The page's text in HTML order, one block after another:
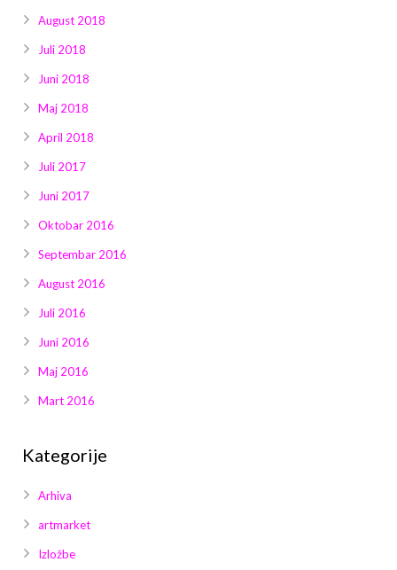
August 2018
Juli 2018
Juni 2018
Maj 2018
April 2018
Juli 2017
Juni 2017
Oktobar 2016
Septembar 2016
August 2016
Juli 2016
Juni 2016
Maj 2016
Mart 2016
Kategorije
Arhiva
artmarket
Izložbe